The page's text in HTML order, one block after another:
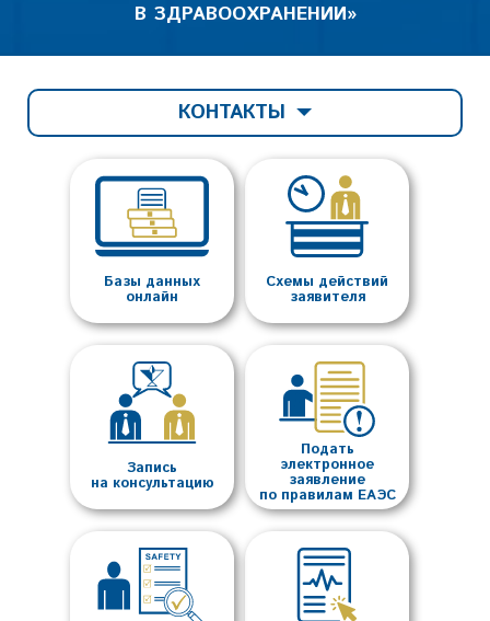
В ЗДРАВООХРАНЕНИИ»
КОНТАКТЫ
Базы данных
онлайн
Схемы действий
заявителя
Запись
на консультацию
Подать
электронное
заявление
по правилам ЕАЭС